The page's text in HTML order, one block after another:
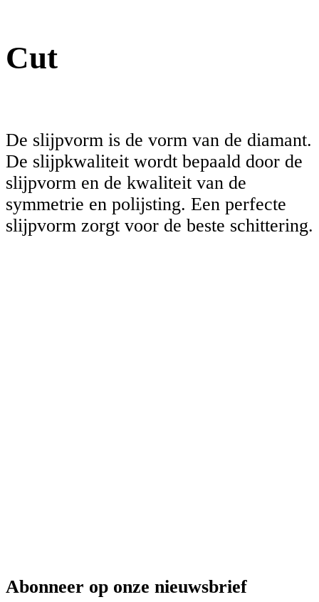
Cut
De slijpvorm is de vorm van de diamant.
De slijpkwaliteit wordt bepaald door de
slijpvorm en de kwaliteit van de
symmetrie en polijsting. Een perfecte
slijpvorm zorgt voor de beste schittering.
Abonneer op onze nieuwsbrief